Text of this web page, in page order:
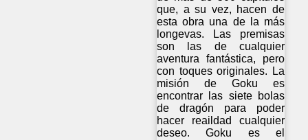
que, a su vez, hacen de
esta obra una de la más
longevas. Las premisas
son las de cualquier
aventura fantástica, pero
con toques originales. La
misión de Goku es
encontrar las siete bolas
de dragón para poder
hacer reaildad cualquier
deseo. Goku es el